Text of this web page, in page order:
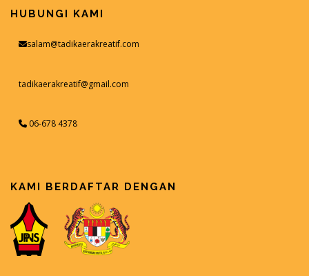
HUBUNGI KAMI
salam@tadikaerakreatif.com
tadikaerakreatif@gmail.com
06-678 4378
KAMI BERDAFTAR DENGAN